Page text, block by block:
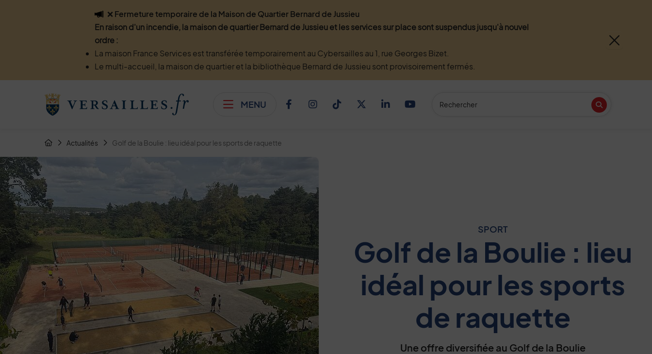
Flash info
❌ Fermeture temporaire de la Maison de Quartier Bernard de Jussieu
En raison d'un incendie, la maison de quartier Bernard de Jussieu et les services sur place sont suspendus jusqu'à nouvel
ordre :
La maison France Services est transférée temporairement au Cybersailles au 1, rue Georges Bizet.
Le multi-accueil, la maison de quartier et la bibliothèque Bernard de Jussieu sont provisoirement fermés.
Retour à l'accueil Afficher le menu
MENU
Facebook
Instagram
TikTokTwitter
LinkedinYoutube
Recherche
Fil d'Arianne de la page
Page d'accueil du site
Actualités Golf de la Boulie : lieu idéal pour les sports de raquette
Image d'illustration de Golf de la Boulie : lieu idéal pour les sports de raquette
SPORT
Golf de la Boulie : lieu
idéal pour les sports
de raquette
Une offre diversifiée au Golf de la Boulie